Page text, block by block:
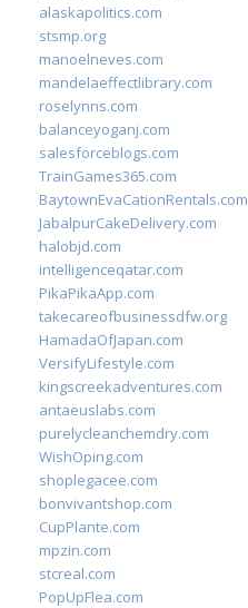
alaskapolitics.com
stsmp.org
manoelneves.com
mandelaeffectlibrary.com
roselynns.com
balanceyoganj.com
salesforceblogs.com
TrainGames365.com
BaytownEvaCationRentals.com
JabalpurCakeDelivery.com
halobjd.com
intelligenceqatar.com
PikaPikaApp.com
takecareofbusinessdfw.org
HamadaOfJapan.com
VersifyLifestyle.com
kingscreekadventures.com
antaeuslabs.com
purelycleanchemdry.com
WishOping.com
shoplegacee.com
bonvivantshop.com
CupPlante.com
mpzin.com
stcreal.com
PopUpFlea.com